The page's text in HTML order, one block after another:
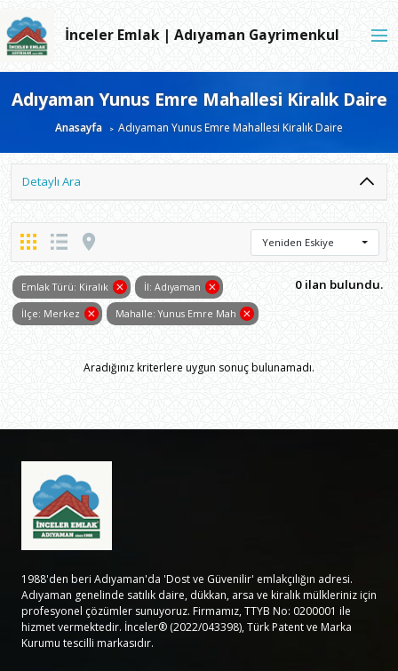
İnceler Emlak | Adıyaman Gayrimenkul
Adıyaman Yunus Emre Mahallesi Kiralık Daire
Anasayfa Adıyaman Yunus Emre Mahallesi Kiralık Daire
Detaylı Ara
Yeniden Eskiye
0 ilan bulundu.
Emlak Türü: Kiralık İl: Adıyaman
İlçe: Merkez Mahalle: Yunus Emre Mah
Aradığınız kriterlere uygun sonuç bulunamadı.
1988'den beri Adıyaman'da 'Dost ve Güvenilir' emlakçılığın adresi.
Adıyaman genelinde satılık daire, dükkan, arsa ve kiralık mülkleriniz için
profesyonel çözümler sunuyoruz. Firmamız, TTYB No: 0200001 ile
hizmet vermektedir. İnceler® (2022/043398), Türk Patent ve Marka
Kurumu tescilli markasıdır.